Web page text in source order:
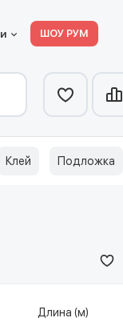
ШОУ РУМ
Клей Подложка
Длина (м)